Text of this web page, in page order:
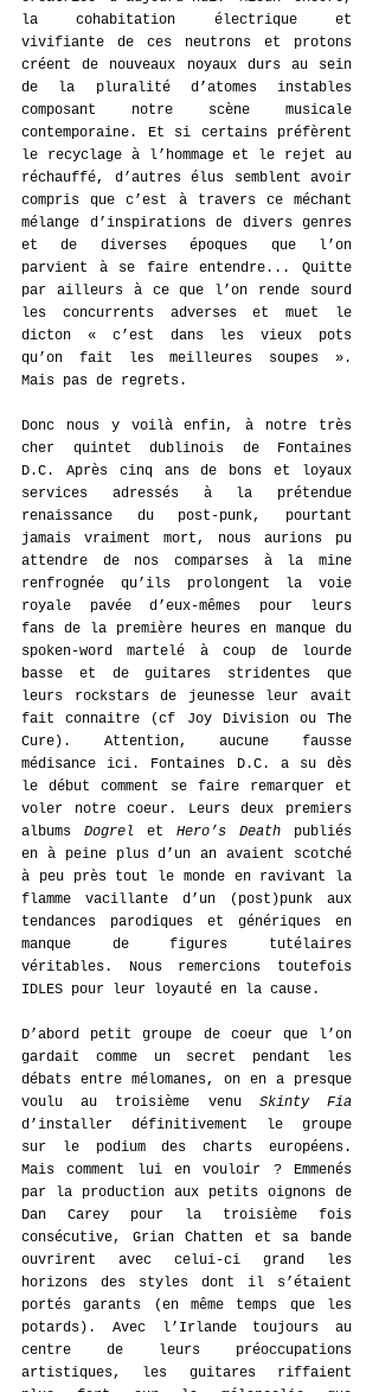
la cohabitation électrique et
vivifiante de ces neutrons et protons
créent de nouveaux noyaux durs au sein
de la pluralité d’atomes instables
composant notre scène musicale
contemporaine. Et si certains préfèrent
le recyclage à l’hommage et le rejet au
réchauffé, d’autres élus semblent avoir
compris que c’est à travers ce méchant
mélange d’inspirations de divers genres
et de diverses époques que l’on
parvient à se faire entendre... Quitte
par ailleurs à ce que l’on rende sourd
les concurrents adverses et muet le
dicton « c’est dans les vieux pots
qu’on fait les meilleures soupes ».
Mais pas de regrets.
Donc nous y voilà enfin, à notre très
cher quintet dublinois de Fontaines
D.C. Après cinq ans de bons et loyaux
services adressés à la prétendue
renaissance du post-punk, pourtant
jamais vraiment mort, nous aurions pu
attendre de nos comparses à la mine
renfrognée qu’ils prolongent la voie
royale pavée d’eux-mêmes pour leurs
fans de la première heures en manque du
spoken-word martelé à coup de lourde
basse et de guitares stridentes que
leurs rockstars de jeunesse leur avait
fait connaitre (cf Joy Division ou The
Cure). Attention, aucune fausse
médisance ici. Fontaines D.C. a su dès
le début comment se faire remarquer et
voler notre coeur. Leurs deux premiers
albums Dogrel et Hero’s Death publiés
en à peine plus d’un an avaient scotché
à peu près tout le monde en ravivant la
flamme vacillante d’un (post)punk aux
tendances parodiques et génériques en
manque de figures tutélaires
véritables. Nous remercions toutefois
IDLES pour leur loyauté en la cause.
D’abord petit groupe de coeur que l’on
gardait comme un secret pendant les
débats entre mélomanes, on en a presque
voulu au troisième venu Skinty Fia
d’installer définitivement le groupe
sur le podium des charts européens.
Mais comment lui en vouloir ? Emmenés
par la production aux petits oignons de
Dan Carey pour la troisième fois
consécutive, Grian Chatten et sa bande
ouvrirent avec celui-ci grand les
horizons des styles dont il s’étaient
portés garants (en même temps que les
potards). Avec l’Irlande toujours au
centre de leurs préoccupations
artistiques, les guitares riffaient